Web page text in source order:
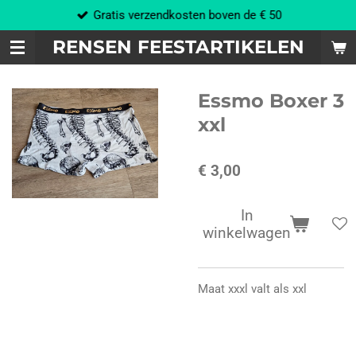
direct
naar
de
hoofdinhoud
RENSEN FEESTARTIKELEN
Gratis verzendkosten boven de € 50
Essmo Boxer 3
xxl
€ 3,00
In
winkelwagen
Maat xxxl valt als xxl